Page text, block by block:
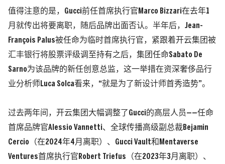
值得注意的是，Gucci前任首席执行官Marco Bizzari在去年1
月就传出将要离职，随后品牌出面否认。半年后，Jean-
François Palus被任命为临时首席执行官，紧跟着开云集团被
汇丰银行将股票评级调至持有之后，集团任命Sabato De
Sarno为该品牌的新任创意总监，这一举措在资深奢侈品行
业分析师Luca Solca看来，“就是为了新设计师首秀造势”。
过去两年间，开云集团大幅调整了Gucci的高层人员——任命
首席品牌官Alessio Vannetti、全球传播高级副总裁Bejamin
Cercio（在2024年4月离职）、Gucci Vault和Mentaverse
Ventures首席执行官Robert Triefus（在2023年3月离职）、